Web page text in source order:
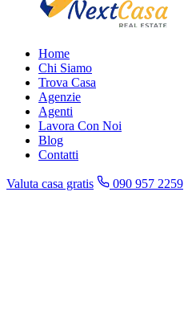
Home
Chi Siamo
Trova Casa
Agenzie
Agenti
Lavora Con Noi
Blog
Contatti
Valuta casa gratis 090 957 2259